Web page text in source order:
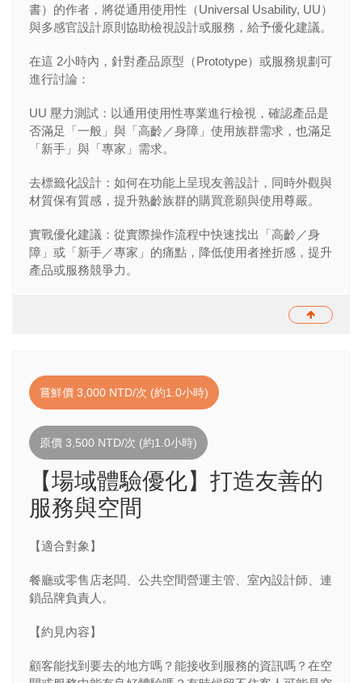
書）的作者，將從通用使用性（Universal Usability, UU）
與多感官設計原則協助檢視設計或服務，給予優化建議。
在這 2小時內，針對產品原型（Prototype）或服務規劃可
進行討論：
UU 壓力測試：以通用使用性專業進行檢視，確認產品是
否滿足「一般」與「高齡／身障」使用族群需求，也滿足
「新手」與「專家」需求。
去標籤化設計：如何在功能上呈現友善設計，同時外觀與
材質保有質感，提升熟齡族群的購買意願與使用尊嚴。
實戰優化建議：從實際操作流程中快速找出「高齡／身
障」或「新手／專家」的痛點，降低使用者挫折感，提升
產品或服務競爭力。
嘗鮮價 3,000 NTD/次 (約1.0小時)
原價 3,500 NTD/次 (約1.0小時)
【場域體驗優化】打造友善的
服務與空間
【適合對象】
餐廳或零售店老闆、公共空間營運主管、室內設計師、連
鎖品牌負責人。
【約見內容】
顧客能找到要去的地方嗎？能接收到服務的資訊嗎？在空